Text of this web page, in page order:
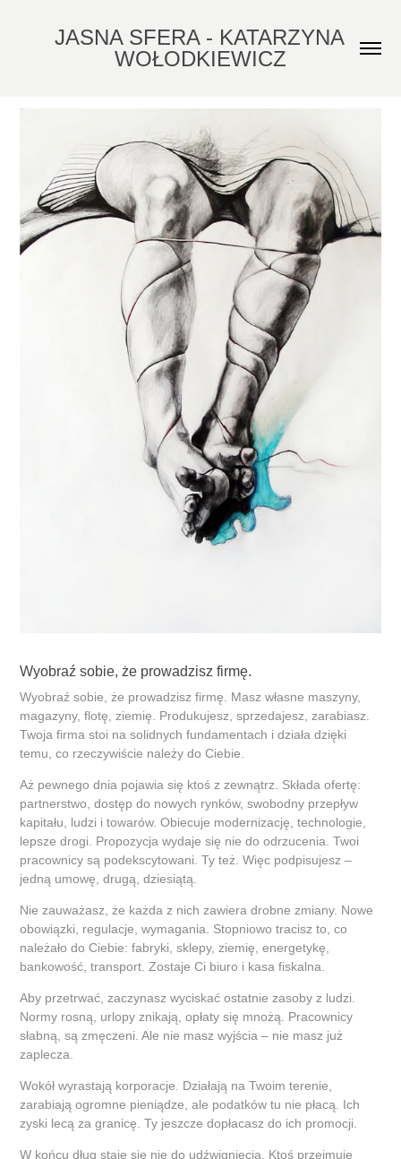
JASNA SFERA - KATARZYNA
WOŁODKIEWICZ
Wyobraź sobie, że prowadzisz firmę.
Wyobraź sobie, że prowadzisz firmę. Masz własne maszyny,
magazyny, flotę, ziemię. Produkujesz, sprzedajesz, zarabiasz.
Twoja firma stoi na solidnych fundamentach i działa dzięki
temu, co rzeczywiście należy do Ciebie.
Aż pewnego dnia pojawia się ktoś z zewnątrz. Składa ofertę:
partnerstwo, dostęp do nowych rynków, swobodny przepływ
kapitału, ludzi i towarów. Obiecuje modernizację, technologie,
lepsze drogi. Propozycja wydaje się nie do odrzucenia. Twoi
pracownicy są podekscytowani. Ty też. Więc podpisujesz –
jedną umowę, drugą, dziesiątą.
Nie zauważasz, że każda z nich zawiera drobne zmiany. Nowe
obowiązki, regulacje, wymagania. Stopniowo tracisz to, co
należało do Ciebie: fabryki, sklepy, ziemię, energetykę,
bankowość, transport. Zostaje Ci biuro i kasa fiskalna.
Aby przetrwać, zaczynasz wyciskać ostatnie zasoby z ludzi.
Normy rosną, urlopy znikają, opłaty się mnożą. Pracownicy
słabną, są zmęczeni. Ale nie masz wyjścia – nie masz już
zaplecza.
Wokół wyrastają korporacje. Działają na Twoim terenie,
zarabiają ogromne pieniądze, ale podatków tu nie płacą. Ich
zyski lecą za granicę. Ty jeszcze dopłacasz do ich promocji.
W końcu dług staje się nie do udźwignięcia. Ktoś przejmuje